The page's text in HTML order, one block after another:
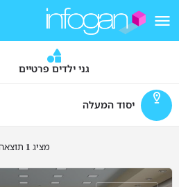
גני ילדים פרטיים
יסוד המעלה
מציג 1